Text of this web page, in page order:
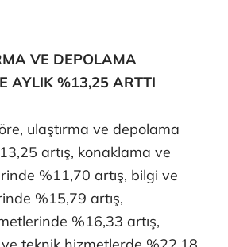
VE DEPOLAMA
AYLIK %13,25 ARTTI
ulaştırma ve depolama
artış, konaklama ve
%11,70 artış, bilgi ve
%15,79 artış,
%16,33 artış,